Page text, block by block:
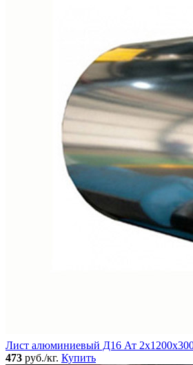
Лист алюминиевый Д16 Ат
473 руб./кг. Купить